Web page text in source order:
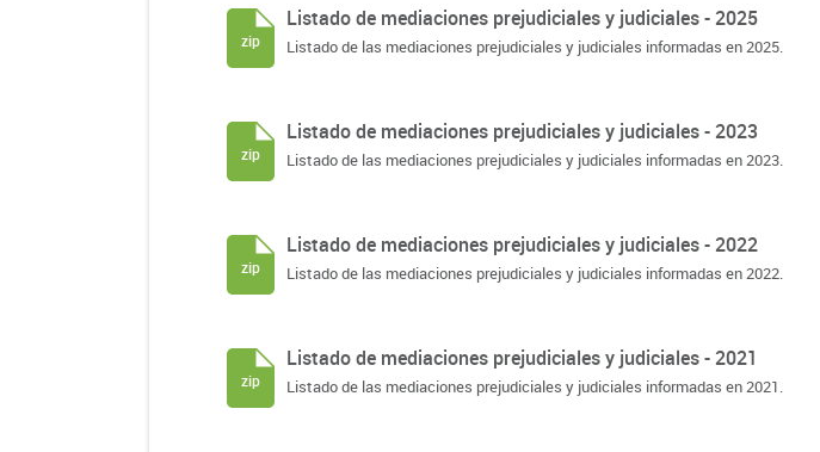
Listado de mediaciones prejudiciales y judiciales - 2025
Listado de las mediaciones prejudiciales y judiciales informadas en 2025.
zip
Listado de mediaciones prejudiciales y judiciales - 2023
Listado de las mediaciones prejudiciales y judiciales informadas en 2023.
zip
Listado de mediaciones prejudiciales y judiciales - 2022
Listado de las mediaciones prejudiciales y judiciales informadas en 2022.
zip
Listado de mediaciones prejudiciales y judiciales - 2021
Listado de las mediaciones prejudiciales y judiciales informadas en 2021.
zip